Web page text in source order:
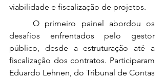
viabilidade e fiscalização de projetos.
	O primeiro painel abordou os
desafios enfrentados pelo gestor
público, desde a estruturação até a
fiscalização dos contratos. Participaram
Eduardo Lehnen, do Tribunal de Contas